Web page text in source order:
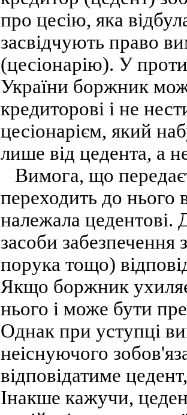
про цесію, яка
засвідчують право
(цесіонарію). У
України боржник
кредиторові і не
цесіонарієм, який
лише від цедента, а
Вимога, що
переходить до нього
належала цедентові.
засоби забезпечення
порука тощо)
Якщо боржник
нього і може бути
Однак при уступці
неіснуючого
відповідатиме
Інакше кажучи,